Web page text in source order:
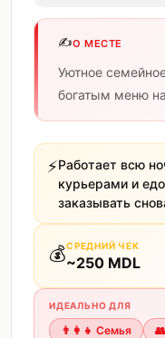
✍️О МЕСТЕ
Уютное
богатым меню
⚡Работает всю
курьерами и
заказывать
💰СРЕДНИЙ ЧЕК
~250 MDL
ИДЕАЛЬНО ДЛЯ
👨‍👩‍👧 Семья 👥